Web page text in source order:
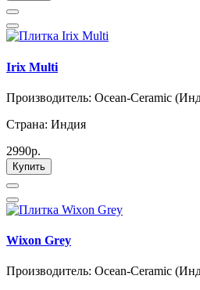
Irix Multi
Производитель: Ocean-Ceramic
Страна: Индия
2990р.
Купить
Wixon Grey
Производитель: Ocean-Ceramic